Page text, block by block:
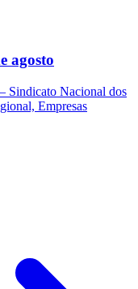
agosto
Sindicato Nacional dos
Empresas